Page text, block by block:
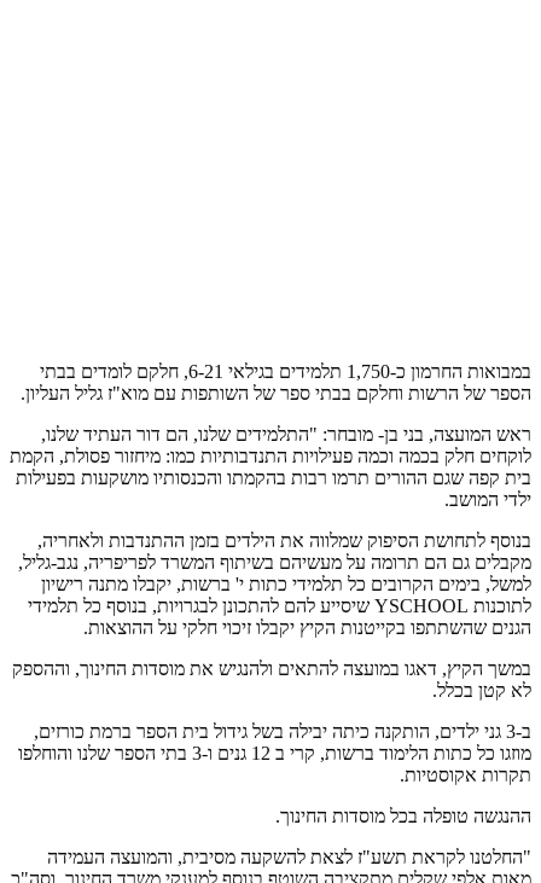
במבואות החרמון כ-1,750 תלמידים בגילאי 6-21, חלקם לומדים בבתי
הספר של הרשות וחלקם בבתי ספר של השותפות עם מוא"ז גליל העליון.
ראש המועצה, בני בן- מובחר: "התלמידים שלנו, הם דור העתיד שלנו,
לוקחים חלק בכמה וכמה פעילויות התנדבותיות כמו: מיחזור פסולת, הקמת
בית קפה שגם ההורים תרמו רבות בהקמתו והכנסותיו מושקעות בפעילות
ילדי המושב.
בנוסף לתחושת הסיפוק שמלווה את הילדים בזמן ההתנדבות ולאחריה,
מקבלים גם הם תרומה על מעשיהם בשיתוף המשרד לפריפריה, נגב-גליל,
למשל, בימים הקרובים כל תלמידי כתות י' ברשות, יקבלו מתנה רישיון
לתוכנות YSCHOOL שיסייע להם להתכונן לבגרויות, בנוסף כל תלמידי
הגנים שהשתתפו בקייטנות הקיץ יקבלו זיכוי חלקי על ההוצאות.
במשך הקיץ, דאגו במועצה להתאים ולהנגיש את מוסדות החינוך, וההספק
לא קטן בכלל.
ב-3 גני ילדים, הותקנה כיתה יבילה בשל גידול בית הספר ברמת כורזים,
מוזגו כל כתות הלימוד ברשות, קרי ב 12 גנים ו-3 בתי הספר שלנו והוחלפו
תקרות אקוסטיות.
ההנגשה טופלה בכל מוסדות החינוך.
"החלטנו לקראת תשע"ז לצאת להשקעה מסיבית, והמועצה העמידה